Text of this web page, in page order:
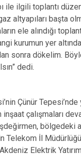
ile ilgili toplantı
altyapıları başta
ele alındığı
kurumun yer
sonra dökelim.
dedi.
Çünür
çalışmaları
bölgedeki
Telekom İl
Elektrik